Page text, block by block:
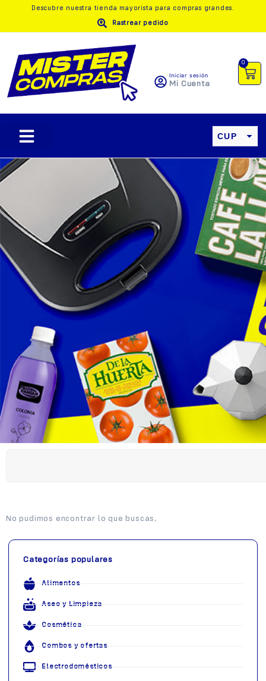
Descubre nuestra tienda mayorista para compras grandes.
Rastrear pedido
Iniciar sesión
Mi Cuenta
0
CUP
USD
Categorías populares
Alimentos
Aseo y Limpieza
Cosmética
Combos y ofertas
Electrodomésticos
No pudimos encontrar lo que buscas,